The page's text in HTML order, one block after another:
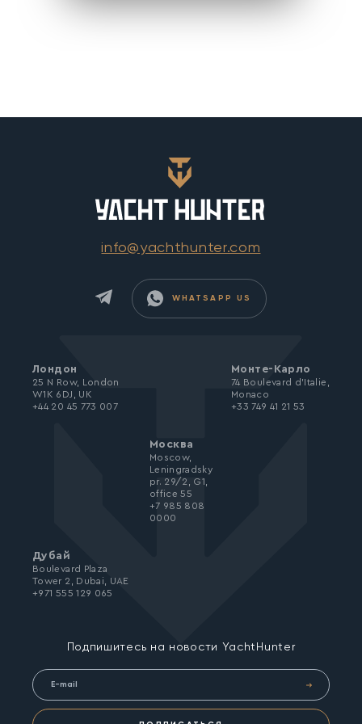
info@yachthunter.com
WHATSAPP US
Подпишитесь на новости YachtHunter
Лондон
25 N Row, London
W1K 6DJ, UK
+44 20 45 773 007
Монте-Карло
74 Boulevard d’Italie,
Monaco
+33 749 41 21 53
Москва
Moscow,
Leningradsky
pr. 29/2, G1,
office 55
+7 985 808
0000
Дубай
Boulevard Plaza
Tower 2, Dubai, UAE
+971 555 129 065